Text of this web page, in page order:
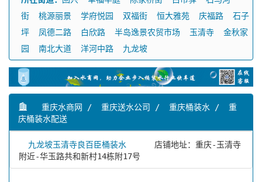
街
桃源丽景 学府悦园 双福街 恒大雅苑 庆福路
石子
坪
凤德二路 白欣路 半岛逸景农贸市场 玉清寺
金秋家
园
南北大道 洋河中路 九龙坡
重庆水商网 / 重庆送水公司 / 重庆桶装水 / 重
庆桶装水配送
九龙坡玉清寺良百臣桶装水
店铺地址：重庆-玉清寺
附近-华玉路共和新村14栋附17号